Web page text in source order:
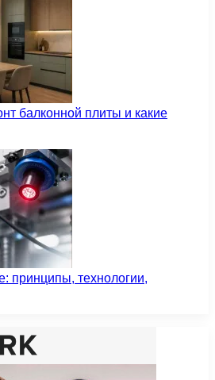
балконной плиты и какие
принципы, технологии,